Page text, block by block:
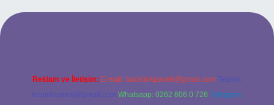
yeni giriş adresi
Reklam ve İletişim: E-mail: backlinkpaneli@gmail.com Teams:
forumhizmeti@gmail.com Whatsapp: 0262 606 0 726 Telegram: